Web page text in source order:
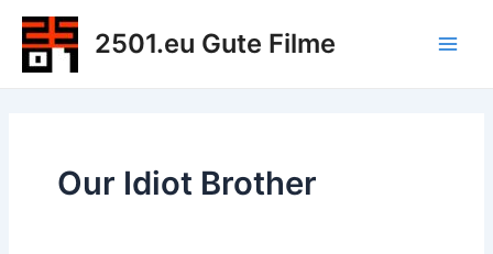
Zum
Inhalt
springen
2501.eu Gute Filme
Our Idiot Brother